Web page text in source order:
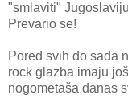
"smlaviti"
Prevario se!
Pored svih do sada
rock glazba imaju
nogometaša danas